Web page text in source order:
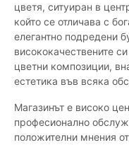
цветя, ситуиран в
който се отличава с
елегантно подредени
висококачествените
цветни композиции,
естетика във всяка
Магазинът е високо
професионално
положителни мнения